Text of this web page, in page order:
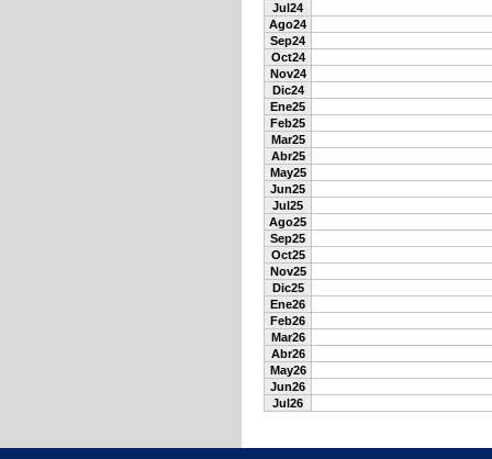
Jul24
Ago24
Sep24
Oct24
Nov24
Dic24
Ene25
Feb25
Mar25
Abr25
May25
Jun25
Jul25
Ago25
Sep25
Oct25
Nov25
Dic25
Ene26
Feb26
Mar26
Abr26
May26
Jun26
Jul26